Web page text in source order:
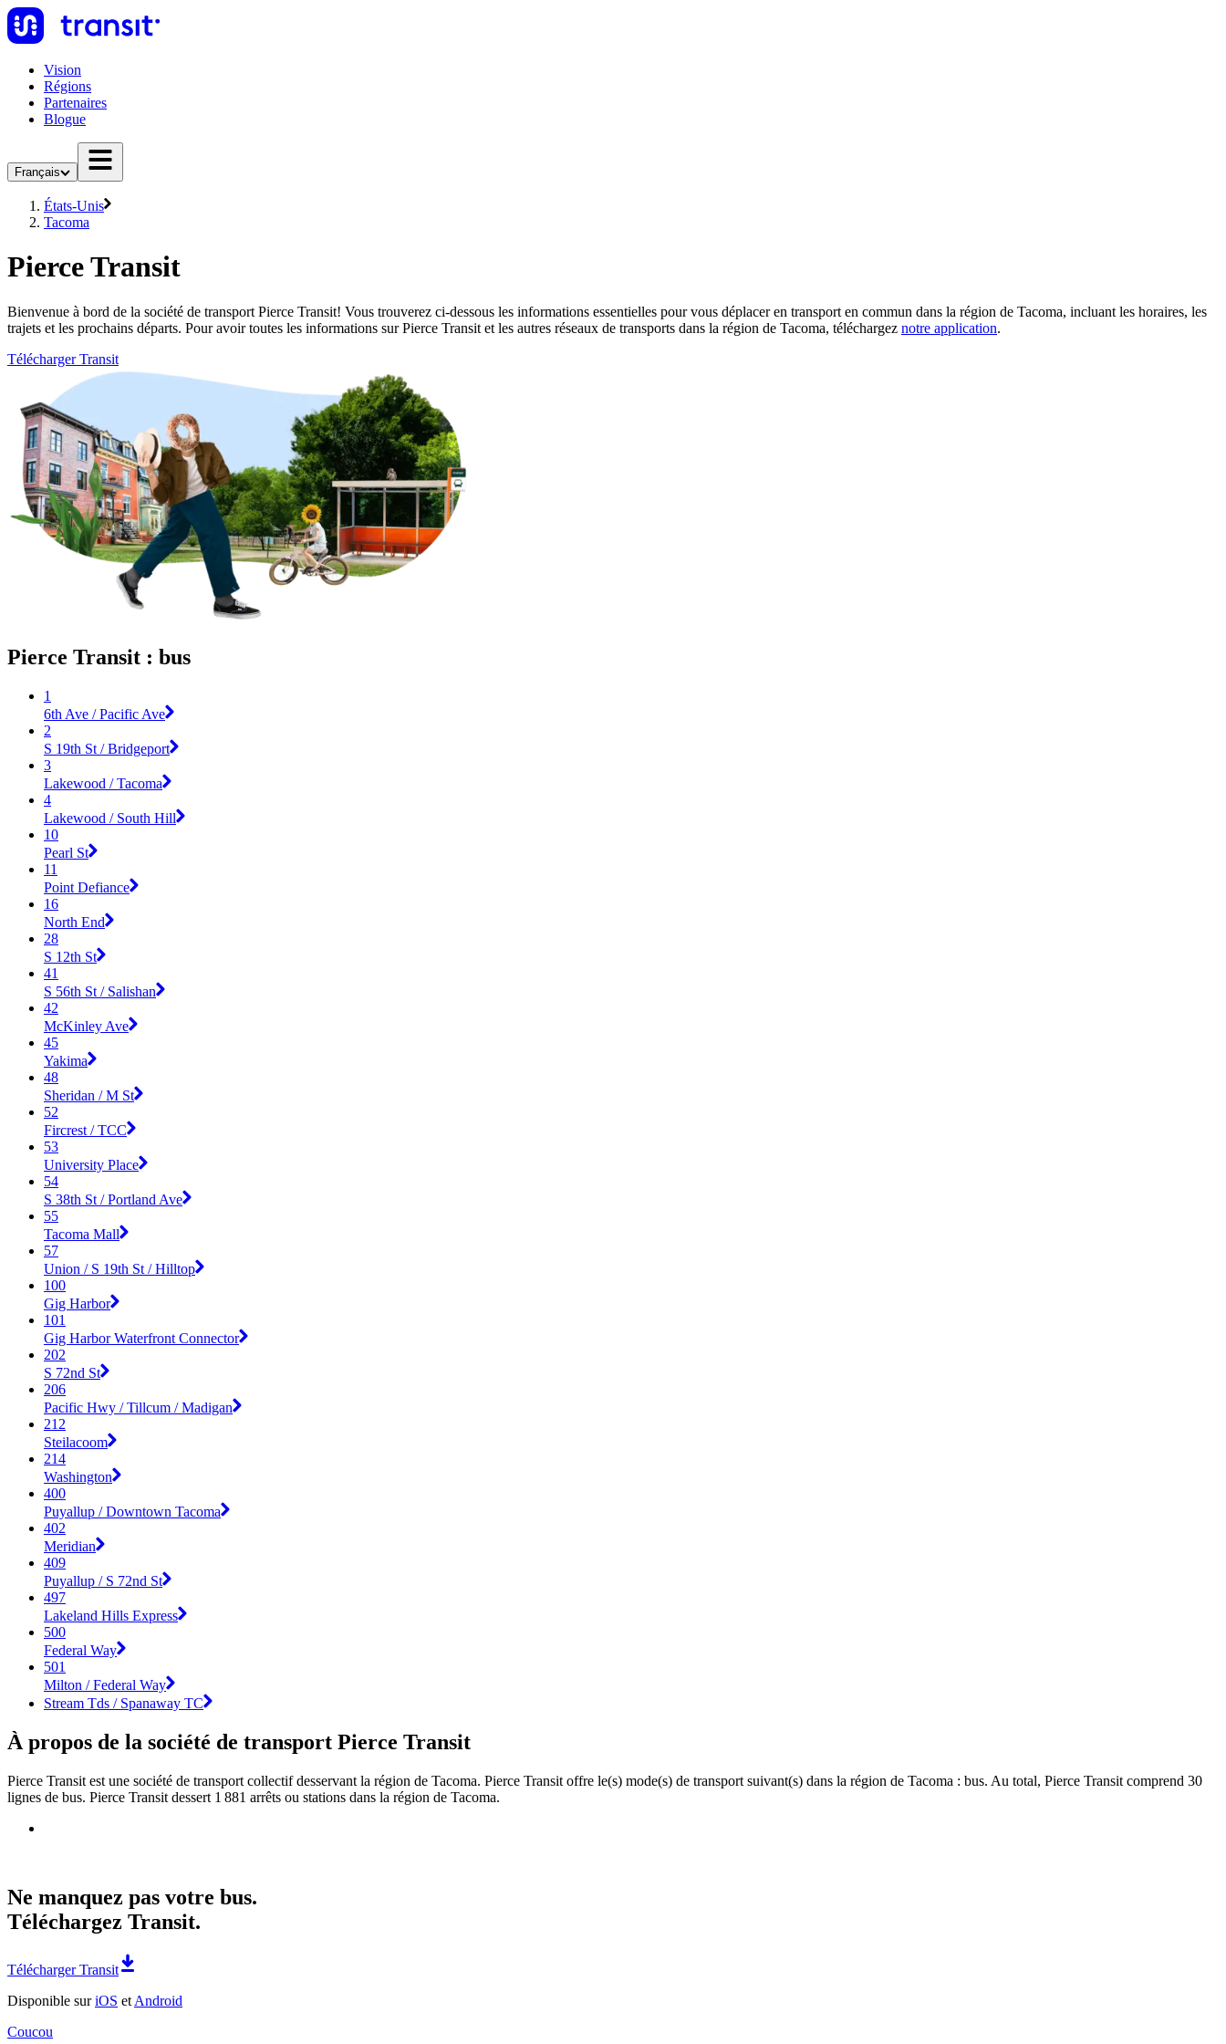
Vision
Régions
Partenaires
Blogue
Français
États-Unis
Tacoma
Pierce Transit
Bienvenue à bord de la société de transport Pierce Transit! Vous trouverez ci-dessous les informations essentielles pour vous déplacer en transport en commun dans la région de Tacoma, incluant les horaires, les
trajets et les prochains départs. Pour avoir toutes les informations sur Pierce Transit et les autres réseaux de transports dans la région de Tacoma, téléchargez notre application.
Télécharger Transit
Pierce Transit : bus
1
6th Ave / Pacific Ave
2
S 19th St / Bridgeport
3
Lakewood / Tacoma
4
Lakewood / South Hill
10
Pearl St
11
Point Defiance
16
North End
28
S 12th St
41
S 56th St / Salishan
42
McKinley Ave
45
Yakima
48
Sheridan / M St
52
Fircrest / TCC
53
University Place
54
S 38th St / Portland Ave
55
Tacoma Mall
57
Union / S 19th St / Hilltop
100
Gig Harbor
101
Gig Harbor Waterfront Connector
202
S 72nd St
206
Pacific Hwy / Tillcum / Madigan
212
Steilacoom
214
Washington
400
Puyallup / Downtown Tacoma
402
Meridian
409
Puyallup / S 72nd St
497
Lakeland Hills Express
500
Federal Way
501
Milton / Federal Way
Stream Tds / Spanaway TC
À propos de la société de transport Pierce Transit
Pierce Transit est une société de transport collectif desservant la région de Tacoma. Pierce Transit offre le(s) mode(s) de transport suivant(s) dans la région de Tacoma : bus. Au total, Pierce Transit comprend 30
lignes de bus. Pierce Transit dessert 1 881 arrêts ou stations dans la région de Tacoma.
Ne manquez pas votre bus.
Téléchargez Transit.
Télécharger Transit
Disponible suriOS et Android
Coucou